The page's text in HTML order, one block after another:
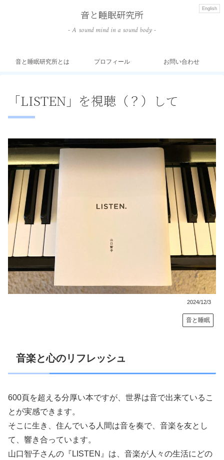
English
音と睡眠研究所
- A sound mind in a sound body -
音と睡眠研究所とは プロフィール お問い合わせ
「LISTEN」を視聴（？）して
2024/12/3
音と睡眠
音楽と心のリフレッシュ
600頁を超える分厚い本ですが、世界は音で出来ているこ
とが実感できます。
そこに生き、住んでいる人間は音を奏で、音楽を友とし
て、響き合っています。
山口智子さんの『LISTEN』は、音楽が人々の生活にどの